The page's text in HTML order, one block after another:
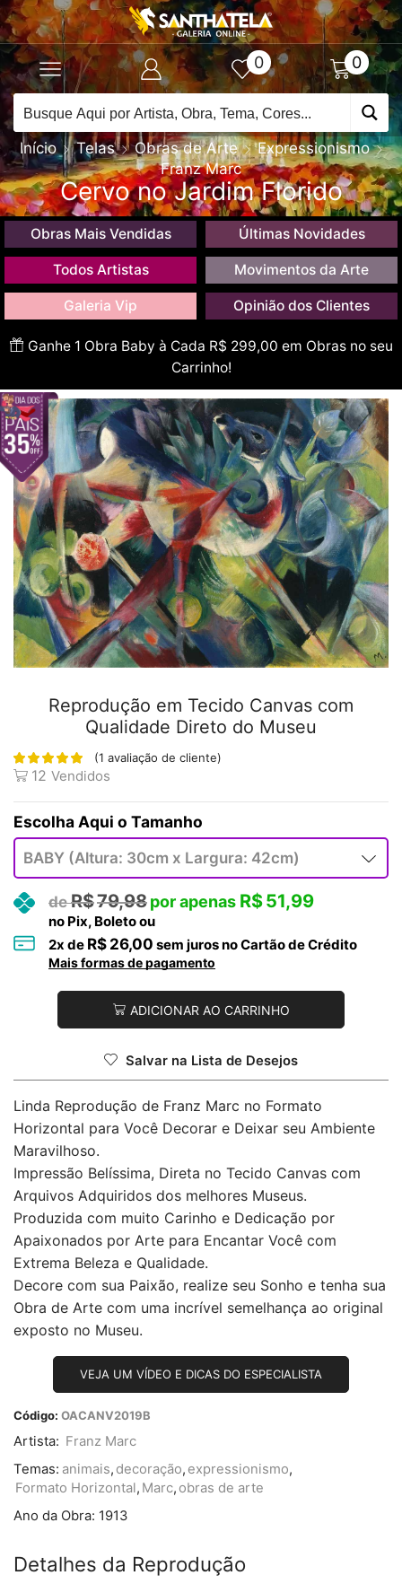
0 0
Início Telas Obras de Arte
Expressionismo
Franz Marc
Cervo no Jardim Florido
Obras Mais Vendidas Últimas Novidades
Todos Artistas Movimentos da Arte
Galeria Vip Opinião dos Clientes
Ganhe 1 Obra Baby à Cada R$ 299,00 em Obras no seu
Carrinho!
Reprodução em Tecido Canvas com
Qualidade Direto do Museu
(1 avaliação de cliente)
12 Vendidos
Tamanho
R$79,98 R$51,99
no Pix, Boleto ou
2x de R$ 26,00 sem juros no Cartão de Crédito
Mais formas de pagamento
ADICIONAR AO CARRINHO
Salvar na Lista de Desejos
Linda Reprodução de Franz Marc no Formato
Horizontal para Você Decorar e Deixar seu Ambiente
Maravilhoso.
Impressão Belíssima, Direta no Tecido Canvas com
Arquivos Adquiridos dos melhores Museus.
Produzida com muito Carinho e Dedicação por
Apaixonados por Arte para Encantar Você com
Extrema Beleza e Qualidade.
Decore com sua Paixão, realize seu Sonho e tenha sua
Obra de Arte com uma incrível semelhança ao original
exposto no Museu.
VEJA UM VÍDEO E DICAS DO ESPECIALISTA
Código: OACANV2019B
Artista: Franz Marc
Temas: animais, decoração, expressionismo,
Formato Horizontal, Marc, obras de arte
Ano da Obra: 1913
Detalhes da Reprodução